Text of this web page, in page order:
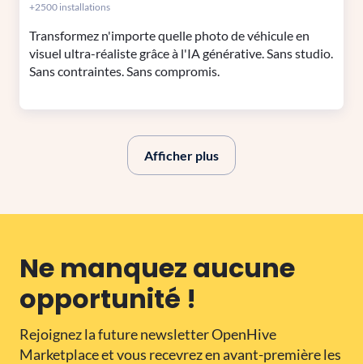
+2500 installations
Transformez n'importe quelle photo de véhicule en
visuel ultra-réaliste grâce à l'IA générative. Sans studio.
Sans contraintes. Sans compromis.
Afficher plus
Ne manquez aucune
opportunité !
Rejoignez la future newsletter OpenHive
Marketplace et vous recevrez en avant-première les